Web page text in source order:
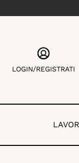
LOGIN/REGISTRATI